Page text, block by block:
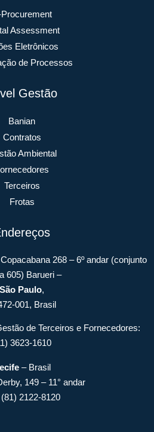
Assessment
Eletrônicos
de Processos
Gestão
Banian
Contratos
Ambiental
Terceiros
Frotas
268 – 6º andar (conjunto
605) Barueri –
São Paulo,
001, Brasil
de Terceiros e Fornecedores:
3623-1610
– Brasil
149 – 11° andar
2122-8120